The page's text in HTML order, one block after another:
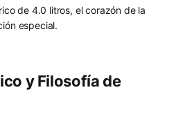
de 4.0 litros, el corazón de la
especial.
y Filosofía de